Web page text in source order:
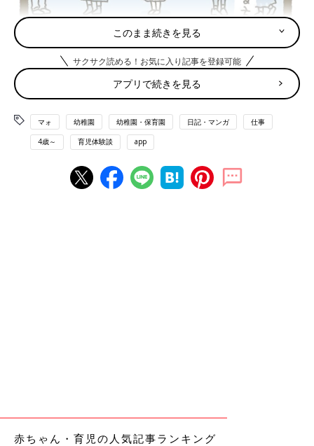
このまま続きを見る
サクサク読める！お気に入り記事を登録可能
アプリで続きを見る
マォ 幼稚園 幼稚園・保育園 日記・マンガ 仕事
4歳～ 育児体験談 app
赤ちゃん・育児の人気記事ランキング